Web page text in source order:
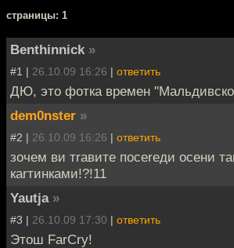
cтраницы: 1
Benthinnick »
#1 | 26.10.09 16:26 | ответить
ДЮ, это фотка времен
dem0nster »
#2 | 26.10.09 16:26 | ответить
зочем ви тrавите посеrеди осени
каrтинками!?!11
Yautja »
#3 | 26.10.09 17:30 | ответить
Этош FarCry!